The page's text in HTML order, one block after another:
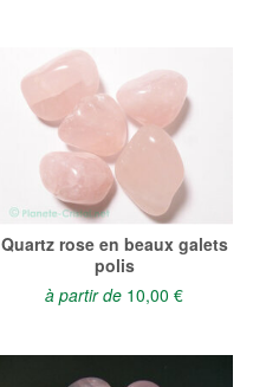
Quartz rose en beaux galets
polis
à partir de 10,00 €